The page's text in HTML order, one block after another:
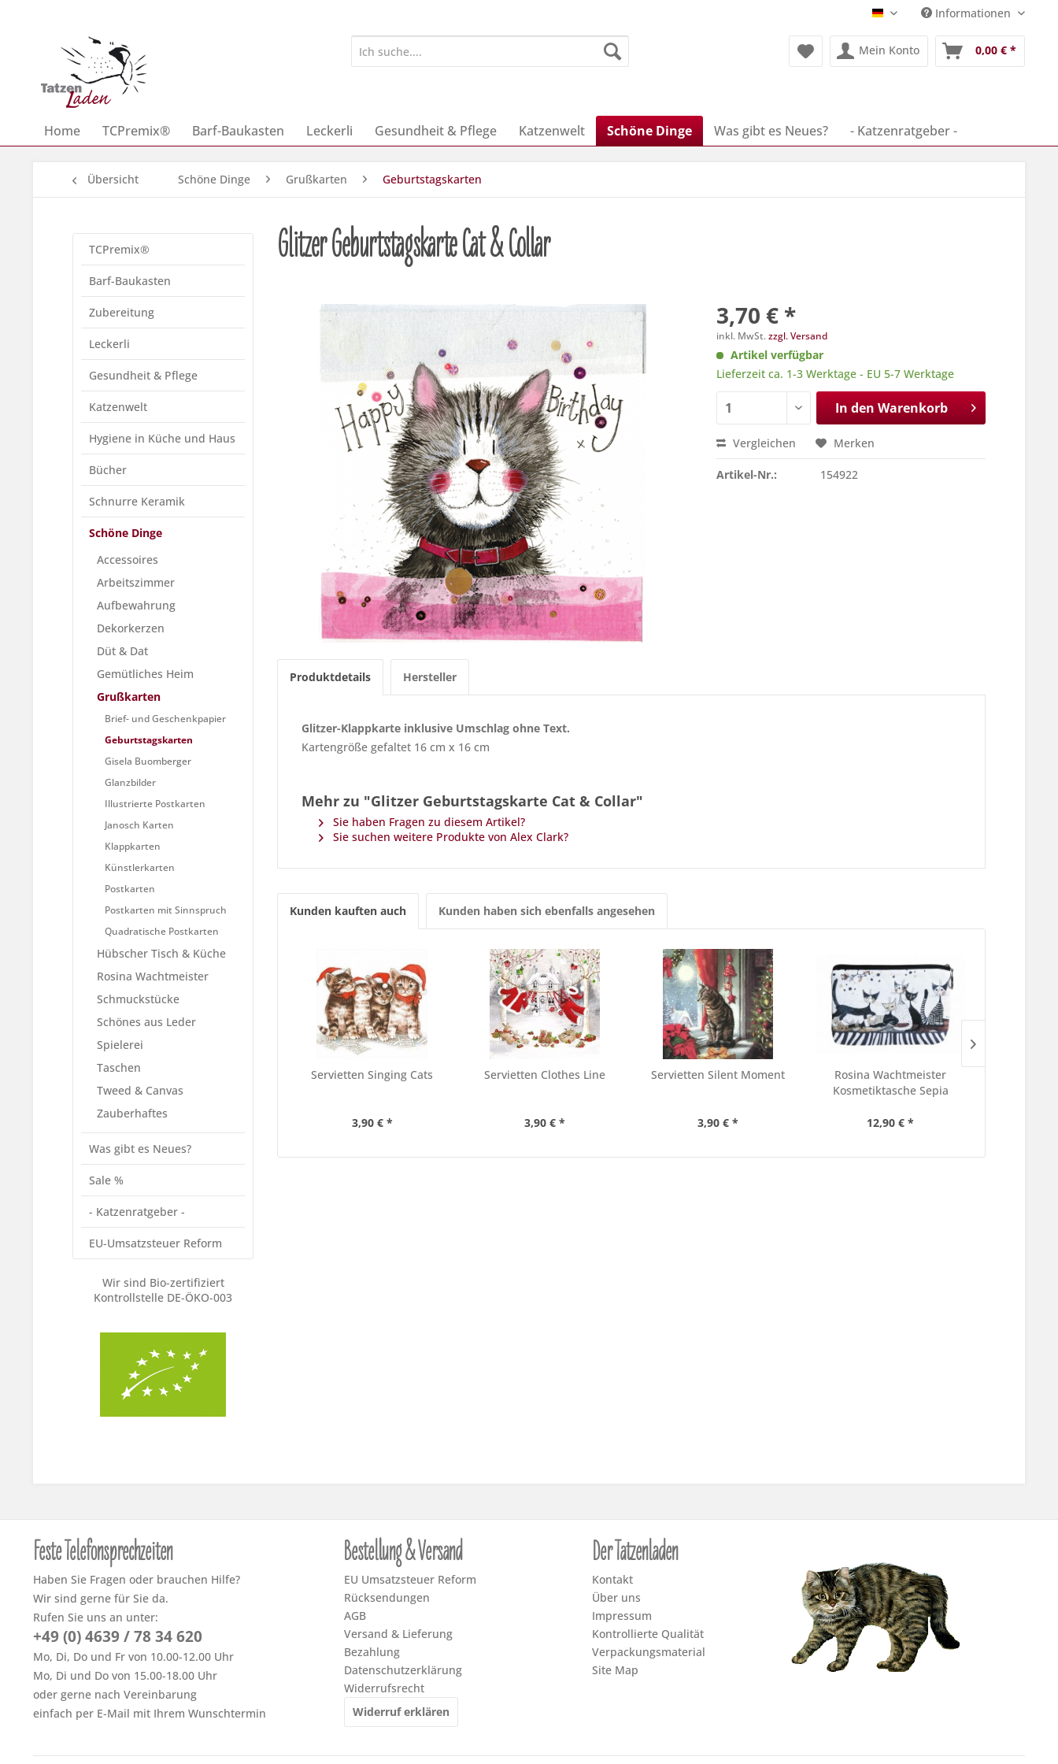
Deutsch Informationen
Mein Konto 0,00 € *
Home TCPremix® Barf-Baukasten Leckerli Gesundheit & Pflege Katzenwelt Schöne Dinge Was gibt es Neues? - Katzenratgeber -
Übersicht Schöne Dinge Grußkarten Geburtstagskarten
TCPremix®
Barf-Baukasten
Zubereitung
Leckerli
Gesundheit & Pflege
Katzenwelt
Hygiene in Küche und Haus
Bücher
Schnurre Keramik
Schöne Dinge
Accessoires
Arbeitszimmer
Aufbewahrung
Dekorkerzen
Düt & Dat
Gemütliches Heim
Grußkarten
Brief- und Geschenkpapier
Geburtstagskarten
Gisela Buomberger
Glanzbilder
Illustrierte Postkarten
Janosch Karten
Klappkarten
Künstlerkarten
Postkarten
Postkarten mit Sinnspruch
Quadratische Postkarten
Hübscher Tisch & Küche
Rosina Wachtmeister
Schmuckstücke
Schönes aus Leder
Spielerei
Taschen
Tweed & Canvas
Zauberhaftes
Was gibt es Neues?
Sale %
- Katzenratgeber -
EU-Umsatzsteuer Reform
Wir sind Bio-zertifiziert
Kontrollstelle DE-ÖKO-003
Glitzer Geburtstagskarte Cat & Collar
3,70 € *
inkl. MwSt.zzgl. Versand
Artikel verfügbar
Lieferzeit ca. 1-3 Werktage - EU 5-7 Werktage
In den Warenkorb
Vergleichen Merken
Artikel-Nr.: 154922
Produktdetails Hersteller
Glitzer-Klappkarte inklusive Umschlag ohne Text.
Kartengröße gefaltet 16 cm x 16 cm
Mehr zu "Glitzer Geburtstagskarte Cat & Collar"
Sie haben Fragen zu diesem Artikel?
Sie suchen weitere Produkte von Alex Clark?
Kunden kauften auch Kunden haben sich ebenfalls angesehen
Servietten Singing Cats
3,90 € *
Servietten Clothes Line
3,90 € *
Servietten Silent Moment
3,90 € *
Rosina Wachtmeister
Kosmetiktasche Sepia
12,90 € *
Feste Telefonsprechzeiten
Haben Sie Fragen oder brauchen Hilfe?
Wir sind gerne für Sie da.
Rufen Sie uns an unter:
+49 (0) 4639 / 78 34 620
Mo, Di, Do und Fr von 10.00-12.00 Uhr
Mo, Di und Do von 15.00-18.00 Uhr
oder gerne nach Vereinbarung
einfach per E-Mail mit Ihrem Wunschtermin
Bestellung & Versand
EU Umsatzsteuer Reform
Rücksendungen
AGB
Versand & Lieferung
Bezahlung
Datenschutzerklärung
Widerrufsrecht
Widerruf erklären
Der Tatzenladen
Kontakt
Über uns
Impressum
Kontrollierte Qualität
Verpackungsmaterial
Site Map